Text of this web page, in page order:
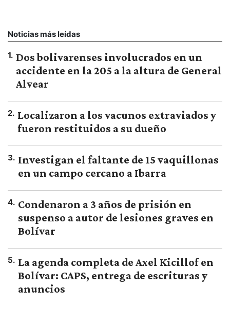
Noticias más leídas
1. Dos bolivarenses involucrados en un
accidente en la 205 a la altura de General
Alvear
2. Localizaron a los vacunos extraviados y
fueron restituidos a su dueño
3. Investigan el faltante de 15 vaquillonas
en un campo cercano a Ibarra
4. Condenaron a 3 años de prisión en
suspenso a autor de lesiones graves en
Bolívar
5. La agenda completa de Axel Kicillof en
Bolívar: CAPS, entrega de escrituras y
anuncios